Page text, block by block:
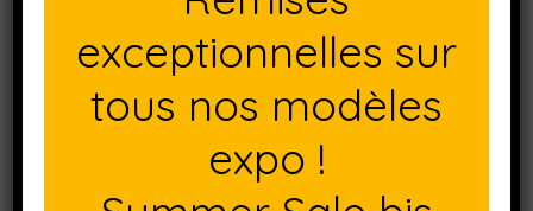
exceptionnelles sur
tous nos modèles
expo !